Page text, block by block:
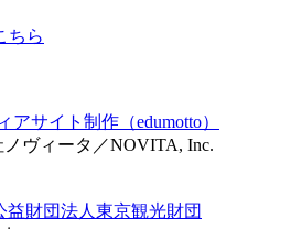
ちら
サイト制作（edumotto）
ノヴィータ／NOVITA, Inc.
財団法人東京観光財団